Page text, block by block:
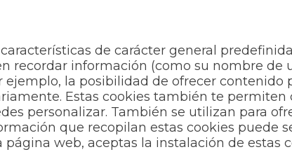
de carácter general
recordar información (como su nombre de
ejemplo, la posibilidad de ofrecer contenido
Estas cookies también te permiten
personalizar. También se utilizan para
que recopilan estas cookies puede
web, aceptas la instalación de estas